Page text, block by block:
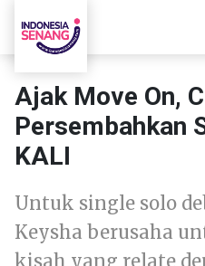
Ajak Move On,
Persembahkan
KALI
Untuk single solo
Keysha berusaha
kisah yang relate